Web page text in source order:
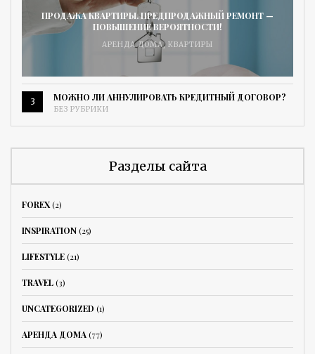
ПРОДАЖА КВАРТИРЫ. ПРЕДПРОДАЖНЫЙ РЕМОНТ —
ПОВЫШЕНИЕ ВЕРОЯТНОСТИ!
АРЕНДА ДОМА, КВАРТИРЫ
3 МОЖНО ЛИ АННУЛИРОВАТЬ КРЕДИТНЫЙ ДОГОВОР?
БЕЗ РУБРИКИ
Разделы сайта
FOREX(2)
INSPIRATION(25)
LIFESTYLE(21)
TRAVEL(3)
UNCATEGORIZED (1)
АРЕНДА ДОМА(77)